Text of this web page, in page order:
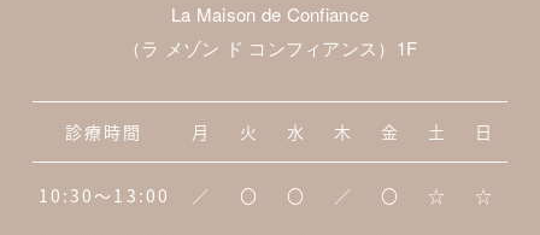
La Maison de Confiance
（ラ メゾン ド コンフィアンス）1F
診療時間 月 火 水 木 金 土 日
10:30～13:00 ／ 〇 〇 ／ 〇 ☆
☆